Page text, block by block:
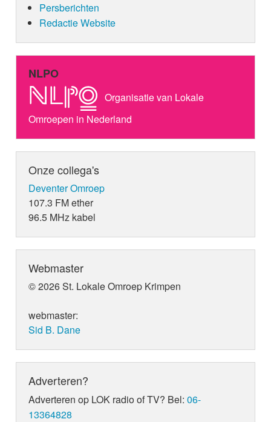
Persberichten
Redactie Website
NLPO
Organisatie van Lokale
Omroepen in Nederland
Onze collega's
Deventer Omroep
107.3 FM ether
96.5 MHz kabel
Webmaster
© 2026 St. Lokale Omroep Krimpen
webmaster:
Sid B. Dane
Adverteren?
Adverteren op LOK radio of TV? Bel:06-
13364828